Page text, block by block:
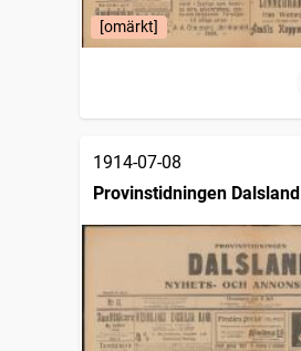
[omärkt]
1914-07-08
Provinstidningen Dalsland